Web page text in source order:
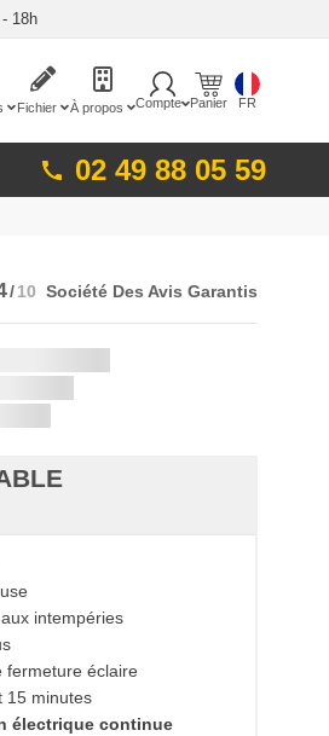
18h
Fichier À propos Compte Panier FR
02 49 88 05 59
/10 Société Des Avis Garantis
intempéries
fermeture éclaire
15 minutes
électrique continue